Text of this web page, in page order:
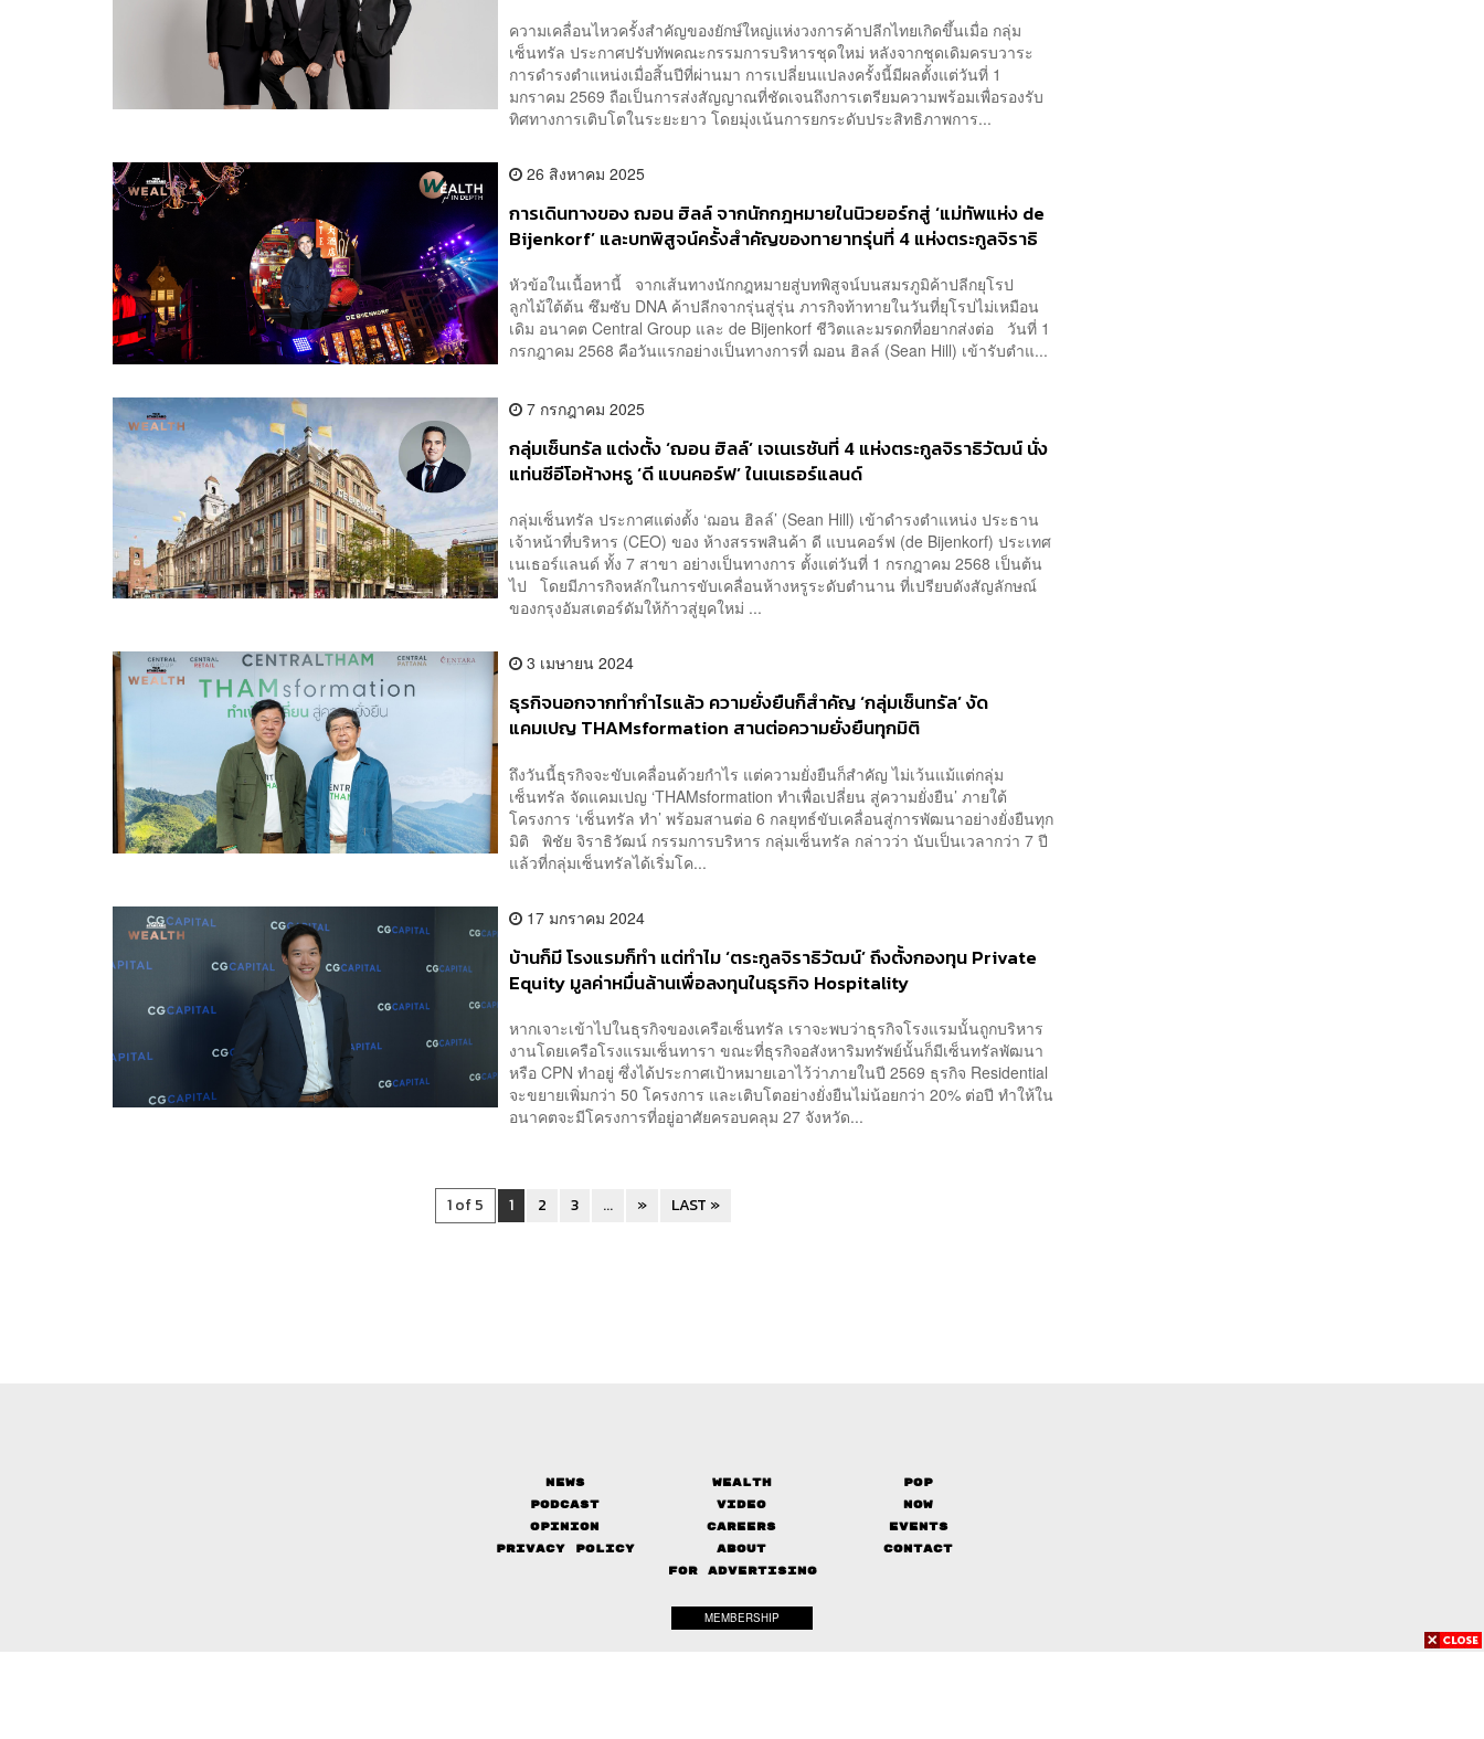
ความเคลื่อนไหวครั้งสำคัญของยักษ์ใหญ่แห่งวงการค้าปลีกไทยเกิดขึ้นเมื่อ กลุ่ม
เซ็นทรัล ประกาศปรับทัพคณะกรรมการบริหารชุดใหม่ หลังจากชุดเดิมครบวาระ
การดำรงตำแหน่งเมื่อสิ้นปีที่ผ่านมา การเปลี่ยนแปลงครั้งนี้มีผลตั้งแต่วันที่ 1
มกราคม 2569 ถือเป็นการส่งสัญญาณที่ชัดเจนถึงการเตรียมความพร้อมเพื่อรองรับ
ทิศทางการเติบโตในระยะยาว โดยมุ่งเน้นการยกระดับประสิทธิภาพการ...
26 สิงหาคม 2025
การเดินทางของ ฌอน ฮิลล์ จากนักกฎหมายในนิวยอร์กสู่ ‘แม่ทัพแห่ง de
Bijenkorf’ และบทพิสูจน์ครั้งสำคัญของทายาทรุ่นที่ 4 แห่งตระกูลจิราธิ
หัวข้อในเนื้อหานี้ จากเส้นทางนักกฎหมายสู่บทพิสูจน์บนสมรภูมิค้าปลีกยุโรป
ลูกไม้ใต้ต้น ซึมซับ DNA ค้าปลีกจากรุ่นสู่รุ่น ภารกิจท้าทายในวันที่ยุโรปไม่เหมือน
เดิม อนาคต Central Group และ de Bijenkorf ชีวิตและมรดกที่อยากส่งต่อ วันที่ 1
กรกฎาคม 2568 คือวันแรกอย่างเป็นทางการที่ ฌอน ฮิลล์ (Sean Hill) เข้ารับตำแ...
7 กรกฎาคม 2025
กลุ่มเซ็นทรัล แต่งตั้ง ‘ฌอน ฮิลล์’ เจเนเรชันที่ 4 แห่งตระกูลจิราธิวัฒน์ นั่ง
แท่นซีอีโอห้างหรู ‘ดี แบนคอร์ฟ’ ในเนเธอร์แลนด์
กลุ่มเซ็นทรัล ประกาศแต่งตั้ง ‘ฌอน ฮิลล์’ (Sean Hill) เข้าดำรงตำแหน่ง ประธาน
เจ้าหน้าที่บริหาร (CEO) ของ ห้างสรรพสินค้า ดี แบนคอร์ฟ (de Bijenkorf) ประเทศ
เนเธอร์แลนด์ ทั้ง 7 สาขา อย่างเป็นทางการ ตั้งแต่วันที่ 1 กรกฎาคม 2568 เป็นต้น
ไป โดยมีภารกิจหลักในการขับเคลื่อนห้างหรูระดับตำนาน ที่เปรียบดังสัญลักษณ์
ของกรุงอัมสเตอร์ดัมให้ก้าวสู่ยุคใหม่ ...
3 เมษายน 2024
ธุรกิจนอกจากทำกำไรแล้ว ความยั่งยืนก็สำคัญ ‘กลุ่มเซ็นทรัล’ งัด
แคมเปญ THAMsformation สานต่อความยั่งยืนทุกมิติ
ถึงวันนี้ธุรกิจจะขับเคลื่อนด้วยกำไร แต่ความยั่งยืนก็สำคัญ ไม่เว้นแม้แต่กลุ่ม
เซ็นทรัล จัดแคมเปญ ‘THAMsformation ทำเพื่อเปลี่ยน สู่ความยั่งยืน’ ภายใต้
โครงการ ‘เซ็นทรัล ทำ’ พร้อมสานต่อ 6 กลยุทธ์ขับเคลื่อนสู่การพัฒนาอย่างยั่งยืนทุก
มิติ พิชัย จิราธิวัฒน์ กรรมการบริหาร กลุ่มเซ็นทรัล กล่าวว่า นับเป็นเวลากว่า 7 ปี
แล้วที่กลุ่มเซ็นทรัลได้เริ่มโค...
17 มกราคม 2024
บ้านก็มี โรงแรมก็ทำ แต่ทำไม ‘ตระกูลจิราธิวัฒน์’ ถึงตั้งกองทุน Private
Equity มูลค่าหมื่นล้านเพื่อลงทุนในธุรกิจ Hospitality
หากเจาะเข้าไปในธุรกิจของเครือเซ็นทรัล เราจะพบว่าธุรกิจโรงแรมนั้นถูกบริหาร
งานโดยเครือโรงแรมเซ็นทารา ขณะที่ธุรกิจอสังหาริมทรัพย์นั้นก็มีเซ็นทรัลพัฒนา
หรือ CPN ทำอยู่ ซึ่งได้ประกาศเป้าหมายเอาไว้ว่าภายในปี 2569 ธุรกิจ Residential
จะขยายเพิ่มกว่า 50 โครงการ และเติบโตอย่างยั่งยืนไม่น้อยกว่า 20% ต่อปี ทำให้ใน
อนาคตจะมีโครงการที่อยู่อาศัยครอบคลุม 27 จังหวัด...
1 of 5 1 2 3 ... » LAST »
News Wealth
Pop
Podcast
Video
Now
Opinion
Careers
Events
Privacy Policy
About
Contact
FOR ADVERTISING
MEMBERSHIP